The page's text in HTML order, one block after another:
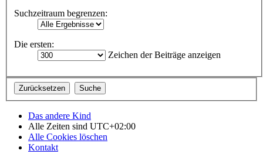
Suchzeitraum begrenzen:
Die ersten:
Zeichen der Beiträge anzeigen
Das andere Kind
Alle Zeiten sind UTC+02:00
Alle Cookies löschen
Kontakt